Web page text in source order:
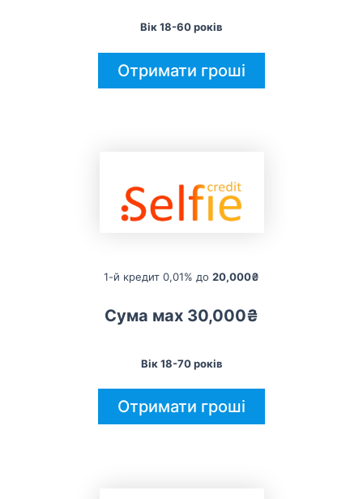
Вік 18-60 років
Отримати гроші
1-й кредит 0,01% до 20,000₴
Сума мах 30,000₴
Вік 18-70 років
Отримати гроші